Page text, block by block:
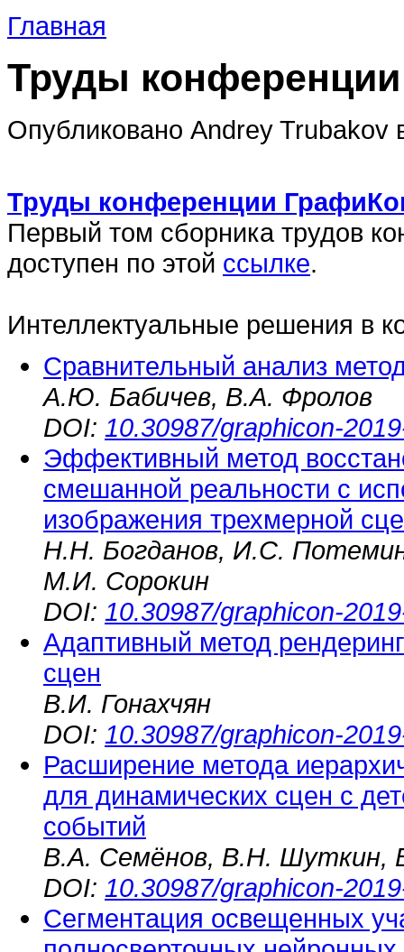
Главная
Труды
Опубликовано Andrey Trubakov
Труды конференции
Первый том сборника трудов
доступен по этой ссылке.
Интеллектуальные решения в
Сравнительный анализ
А.Ю. Бабичев, В.А. Фролов
DOI: 10.30987/graphicon-
Эффективный метод
смешанной реальности с
изображения трехмерной
Н.Н. Богданов, И.С.
М.И. Сорокин
DOI: 10.30987/graphicon-
Адаптивный метод
сцен
В.И. Гонахчян
DOI: 10.30987/graphicon-
Расширение метода
для динамических сцен с
событий
В.А. Семёнов, В.Н. Шуткин,
DOI: 10.30987/graphicon-
Сегментация освещенных